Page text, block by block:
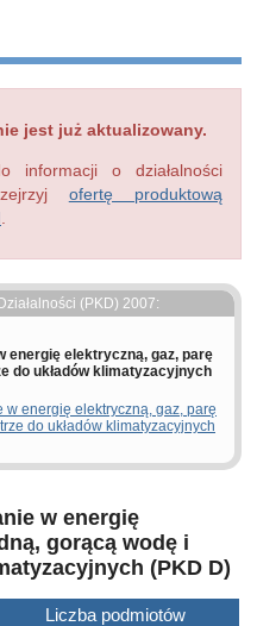
jest już aktualizowany.
informacji o działalności
ofertę produktową
(PKD) 2007:
energię elektryczną, gaz, parę
do układów klimatyzacyjnych
energię elektryczną, gaz, parę
do układów klimatyzacyjnych
w energię
gorącą wodę i
(PKD D)
Liczba podmiotów